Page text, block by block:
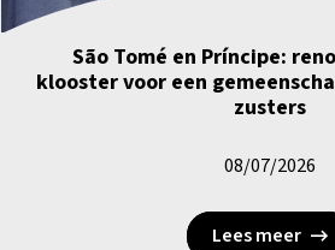
São Tomé en Príncipe:
klooster voor een
zusters
08/07/2026
Lees meer